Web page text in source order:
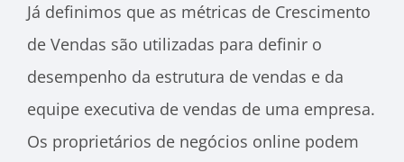
Já definimos que as métricas de Crescimento
de Vendas são utilizadas para definir o
desempenho da estrutura de vendas e da
equipe executiva de vendas de uma empresa.
Os proprietários de negócios online podem